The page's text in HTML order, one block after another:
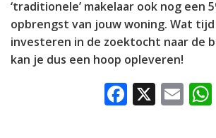
‘traditionele’ makelaar ook nog een
opbrengst van jouw woning. Wat
investeren in de zoektocht naar de
kan je dus een hoop opleveren!
X